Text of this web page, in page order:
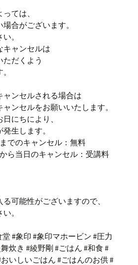
ては、
合がございます。
。
キャンセルは
だくよう
ャンセルされる場合は
ンセルをお願いいたします。
にちにより、
生します。
でのキャンセル：無料
ら当日のキャンセル：受講料
る可能性がございますので、
。
#象印 #象印マホービン #圧力
炊き #綾野剛 #ごはん #和食 #
いしいごはん #ごはんのお供 #